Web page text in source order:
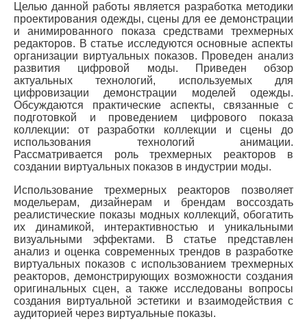
Целью данной работы является разработка методики
проектирования одежды, сцены для ее демонстрации
и анимированного показа средствами трехмерных
редакторов. В статье исследуются основные аспекты
организации виртуальных показов. Проведен анализ
развития цифровой моды. Приведен обзор
актуальных технологий, используемых для
цифровизации демонстрации моделей одежды.
Обсуждаются практические аспекты, связанные с
подготовкой и проведением цифрового показа
коллекции: от разработки коллекции и сцены до
использования технологий анимации.
Рассматривается роль трехмерных реакторов в
создании виртуальных показов в индустрии моды.
Использование трехмерных реакторов позволяет
модельерам, дизайнерам и брендам воссоздать
реалистические показы модных коллекций, обогатить
их динамикой, интерактивностью и уникальными
визуальными эффектами. В статье представлен
анализ и оценка современных трендов в разработке
виртуальных показов с использованием трехмерных
реакторов, демонстрирующих возможности создания
оригинальных сцен, а также исследованы вопросы
создания виртуальной эстетики и взаимодействия с
аудиторией через виртуальные показы.